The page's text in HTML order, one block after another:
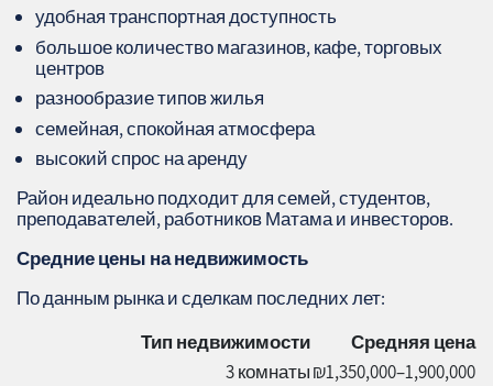
удобная транспортная доступность
большое количество магазинов, кафе, торговых
центров
разнообразие типов жилья
семейная, спокойная атмосфера
высокий спрос на аренду
Район идеально подходит для семей, студентов,
преподавателей, работников Матама и инвесторов.
Средние цены на недвижимость
По данным рынка и сделкам последних лет:
Тип недвижимости
Средняя цена
3 комнаты₪1,350,000–1,900,000